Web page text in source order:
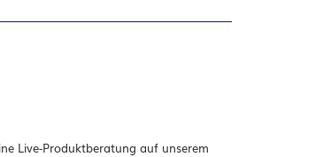
Live-Produktberatung auf unserem